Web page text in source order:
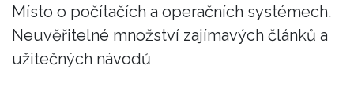
Místo o počítačích a operačních systémech.
Neuvěřitelné množství zajímavých článků a
užitečných návodů